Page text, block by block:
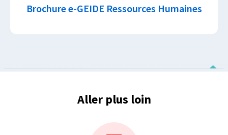
Brochure e-GEIDE Ressources Humaines
Aller plus loin